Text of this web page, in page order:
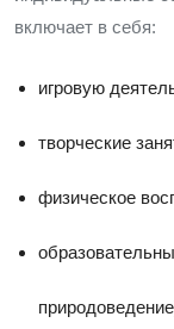
включает в себя:
игровую
творческие
физическое